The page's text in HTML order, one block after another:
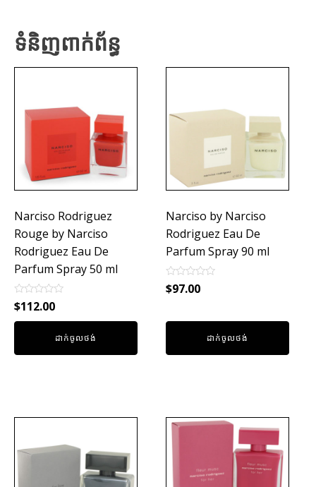
ទំនិញពាក់ព័ន្ធ
Narciso Rodriguez
Rouge by Narciso
Rodriguez Eau De
Parfum Spray 50 ml
Rated
0
out
$112.00
ដាក់ចូលថង់
Narciso by Narciso
Rodriguez Eau De
Parfum Spray 90 ml
Rated
0
5
$97.00
ដាក់ចូលថង់